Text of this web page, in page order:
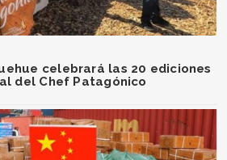
celebrará las 20 ediciones
del Chef Patagónico